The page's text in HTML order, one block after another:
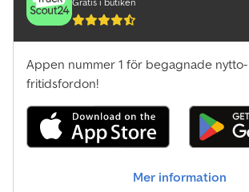
Appen nummer 1 för begagnade
fritidsfordon!
Mer information